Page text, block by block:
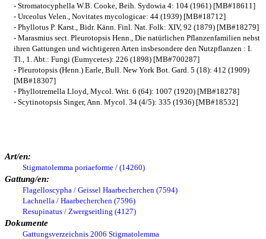
- Stromatocyphella W.B. Cooke, Beih. Sydowia 4: 104 (1961) [MB#18611]
- Urceolus Velen., Novitates mycologicae: 44 (1939) [MB#18712]
- Phyllotus P. Karst., Bidr. Känn. Finl. Nat. Folk: XIV, 92 (1879) [MB#18279]
- Marasmius sect. Pleurotopsis Henn., Die natürlichen Pflanzenfamilien nebst
ihren Gattungen und wichtigeren Arten insbesondere den Nutzpflanzen : I.
Tl., 1. Abt.: Fungi (Eumycetes): 226 (1898) [MB#700287]
- Pleurotopsis (Henn.) Earle, Bull. New York Bot. Gard. 5 (18): 412 (1909)
[MB#18307]
- Phyllotremella Lloyd, Mycol. Writ. 6 (64): 1007 (1920) [MB#18278]
- Scytinotopsis Singer, Ann. Mycol. 34 (4/5): 335 (1936) [MB#18532]
Art/en:
Stigmatolemma poriaeforme / (14260)
Gattung/en:
Flagelloscypha / Geissel Haarbecherchen (7594)
Lachnella / Haarbecherchen (7596)
Resupinatus / Zwergseitling (4127)
Dokumente
Gattungsverzeichnis 2006 Stigmatolemma